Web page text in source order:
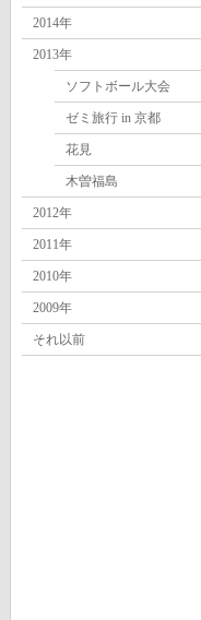
2014年
2013年
ソフトボール大会
ゼミ旅行 in 京都
花見
木曽福島
2012年
2011年
2010年
2009年
それ以前